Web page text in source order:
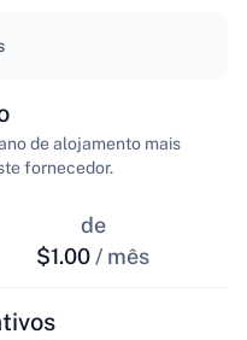
de alojamento mais
fornecedor.
de
$1.00/ mês